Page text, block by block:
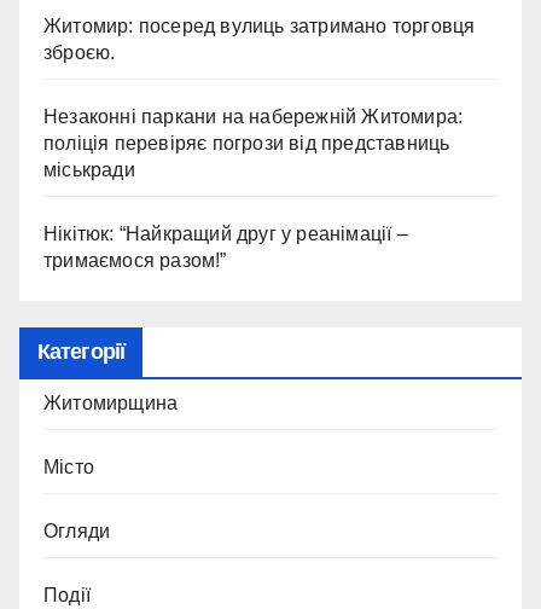
Житомир: посеред вулиць затримано торговця
зброєю.
Незаконні паркани на набережній Житомира:
поліція перевіряє погрози від представниць
міськради
Нікітюк: “Найкращий друг у реанімації –
тримаємося разом!”
Категорії
Житомирщина
Місто
Огляди
Події